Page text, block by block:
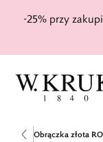
-25% przy
Obrączka złota